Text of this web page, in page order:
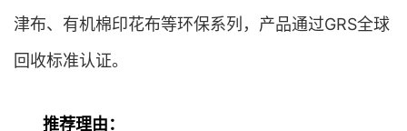
津布、有机棉印花布等环保系列，产品通过GRS全球
回收标准认证。
推荐理由：